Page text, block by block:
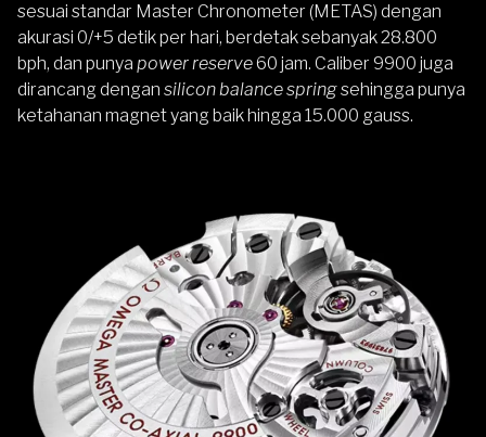
sesuai standar Master Chronometer (METAS) dengan
akurasi 0/+5 detik per hari, berdetak sebanyak 28.800
bph, dan punya power reserve60 jam. Caliber 9900 juga
dirancang dengan silicon balance springsehingga punya
ketahanan magnet yang baik hingga 15.000 gauss.